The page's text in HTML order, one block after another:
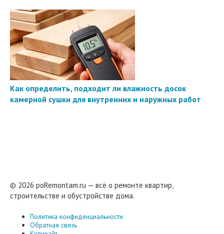
Как определить, подходит ли влажность досок
камерной сушки для внутренних и наружных работ
© 2026 poRemontam.ru — всё о ремонте квартир,
строительстве и обустройстве дома.
Политика конфиденциальности
Обратная связь